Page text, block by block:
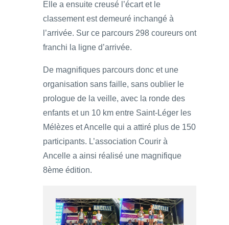
Elle a ensuite creusé l’écart et le
classement est demeuré inchangé à
l’arrivée. Sur ce parcours 298 coureurs ont
franchi la ligne d’arrivée.
De magnifiques parcours donc et une
organisation sans faille, sans oublier le
prologue de la veille, avec la ronde des
enfants et un 10 km entre Saint-Léger les
Mélèzes et Ancelle qui a attiré plus de 150
participants. L’association Courir à
Ancelle a ainsi réalisé une magnifique
8ème édition.